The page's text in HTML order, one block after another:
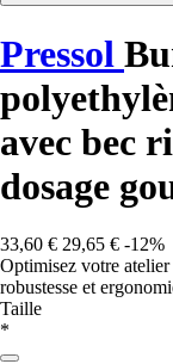
Pressol
avec bec
dosage
33,60 € 29,65 € -12%
Optimisez votre atelier
robustesse et
Taille
*